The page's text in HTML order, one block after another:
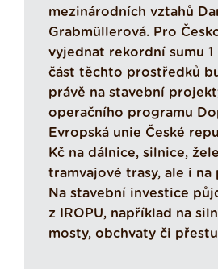
mezinárodních vztahů
Grabmüllerová. Pro
vyjednat rekordní sumu
část těchto prostředků
právě na stavební
operačního programu
Evropská unie České
Kč na dálnice, silnice,
tramvajové trasy, ale i na
Na stavební investice
z IROPU, například na
mosty, obchvaty či